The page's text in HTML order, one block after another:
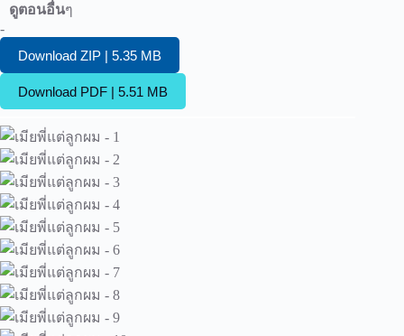
ดูตอนอื่นๆ
-
Download ZIP | 5.35 MB
Download PDF | 5.51 MB